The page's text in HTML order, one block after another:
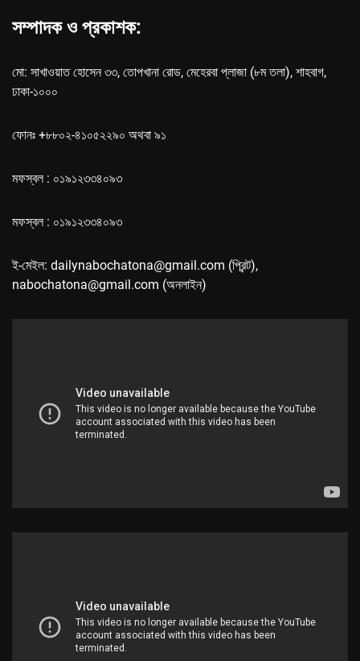
সম্পাদক ও প্রকাশক:
মো: সাখাওয়াত হোসেন ৩৩, তোপখানা রোড, মেহেরবা প্লাজা (৮ম তলা), শাহবাগ,
ঢাকা-১০০০
ফোনঃ +৮৮০২-৪১০৫২২৯০ অথবা ৯১
মফস্বল : ০১৯১২৩৩৪০৯৩
মফস্বল : ০১৯১২৩৩৪০৯৩
ই-মেইল: dailynabochatona@gmail.com (প্রিন্ট),
nabochatona@gmail.com (অনলাইন)